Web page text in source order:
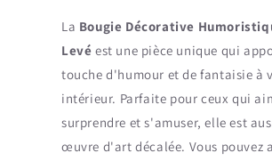
La Bougie Décorative
Levé est une pièce unique qui
touche d'humour et de fantaisie à
intérieur. Parfaite pour ceux qui
surprendre et s'amuser, elle est
œuvre d'art décalée. Vous pouvez